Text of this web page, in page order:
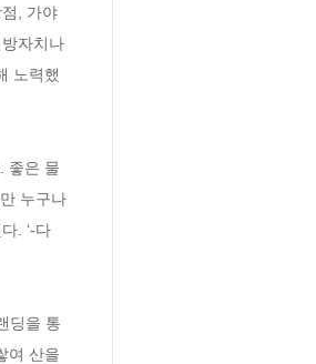
, 가야
자치나
노력했
좋은 물
누구나
. ‘-다
딩을 통
여 산을